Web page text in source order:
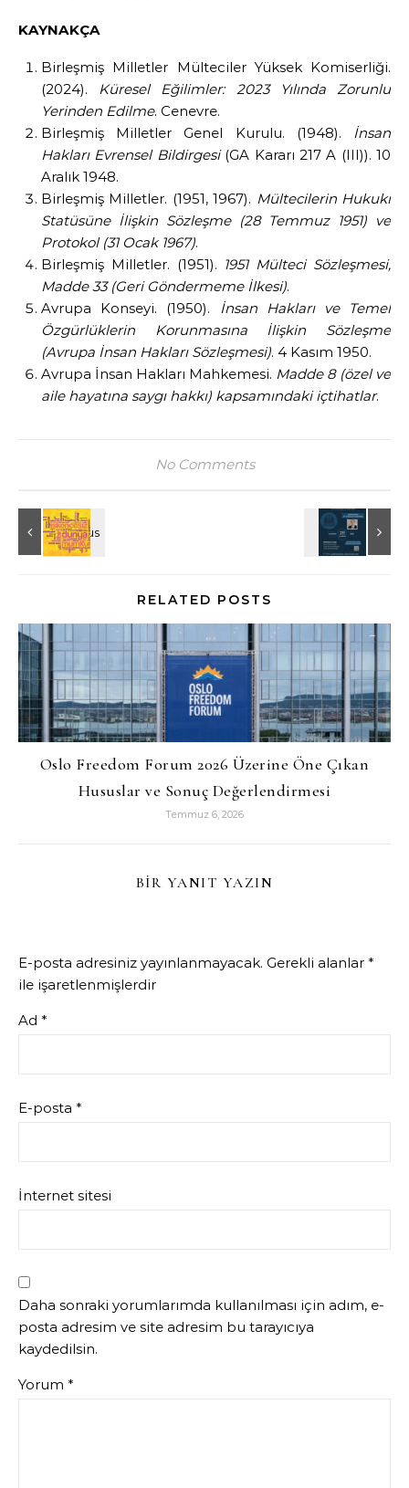
KAYNAKÇA
Birleşmiş Milletler Mülteciler Yüksek Komiserliği.
(2024). Küresel Eğilimler: 2023 Yılında Zorunlu
Yerinden Edilme. Cenevre.
Birleşmiş Milletler Genel Kurulu. (1948). İnsan
Hakları Evrensel Bildirgesi(GA Kararı 217 A (III)). 10
Aralık 1948.
Birleşmiş Milletler. (1951, 1967). Mültecilerin Hukuki
Statüsüne İlişkin Sözleşme (28 Temmuz 1951) ve
Protokol (31 Ocak 1967).
Birleşmiş Milletler. (1951). 1951 Mülteci Sözleşmesi,
Madde 33 (Geri Göndermeme İlkesi).
Avrupa Konseyi. (1950). İnsan Hakları ve Temel
Özgürlüklerin Korunmasına İlişkin Sözleşme
(Avrupa İnsan Hakları Sözleşmesi). 4 Kasım 1950.
Avrupa İnsan Hakları Mahkemesi. Madde 8 (özel ve
aile hayatına saygı hakkı) kapsamındaki içtihatlar.
No Comments
RELATED POSTS
Oslo Freedom Forum 2026 Üzerine Öne Çıkan
Hususlar ve Sonuç Değerlendirmesi
Temmuz 6, 2026
BIR YANIT YAZIN
E-posta adresiniz yayınlanmayacak. Gerekli alanlar *
ile işaretlenmişlerdir
Ad *
E-posta *
İnternet sitesi
Daha sonraki yorumlarımda kullanılması için adım, e-
posta adresim ve site adresim bu tarayıcıya
kaydedilsin.
Yorum *